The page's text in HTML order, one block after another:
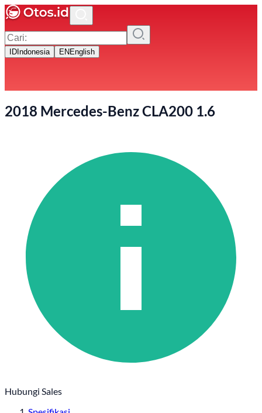
ID Indonesia EN English
2018 Mercedes-Benz CLA200 1.6
Hubungi Sales